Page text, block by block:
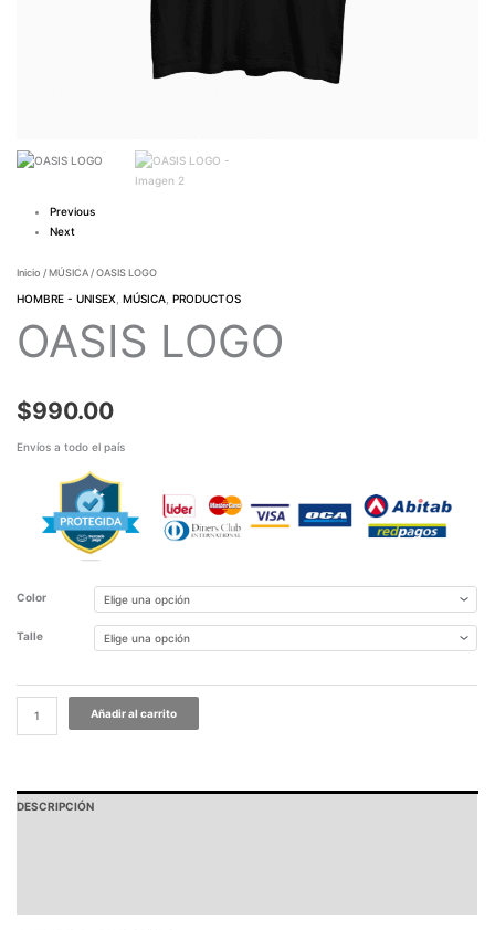
Previous
Next
Inicio / MÚSICA/ OASIS LOGO
HOMBRE - UNISEX ,MÚSICA ,PRODUCTOS
OASIS LOGO
$990.00
Envíos a todo el país
Color
Talle
Añadir al carrito
DESCRIPCIÓN